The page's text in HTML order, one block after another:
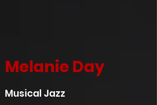
Melanie Day
Musical Jazz